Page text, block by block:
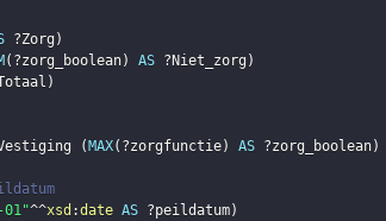
?Zorg )
( ?zorg_boolean) AS ?Niet_zorg )
)
( MAX( ?zorgfunctie) AS ?zorg_boolean)
01"^^xsd :date AS ?peildatum)